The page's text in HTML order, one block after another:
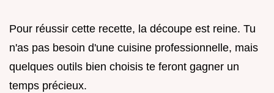
Pour réussir cette recette, la découpe est reine. Tu
n'as pas besoin d'une cuisine professionnelle, mais
quelques outils bien choisis te feront gagner un
temps précieux.